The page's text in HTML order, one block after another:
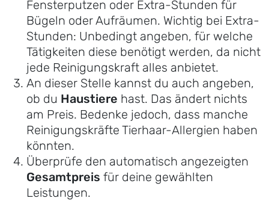
Fensterputzen oder Extra-Stunden für
Bügeln oder Aufräumen. Wichtig bei Extra-
Stunden: Unbedingt angeben, für welche
Tätigkeiten diese benötigt werden, da nicht
jede Reinigungskraft alles anbietet.
An dieser Stelle kannst du auch angeben,
ob du Haustiere hast. Das ändert nichts
am Preis. Bedenke jedoch, dass manche
Reinigungskräfte Tierhaar-Allergien haben
könnten.
Überprüfe den automatisch angezeigten
Gesamtpreis für deine gewählten
Leistungen.